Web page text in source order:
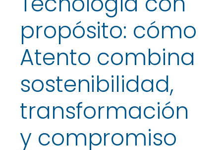
propósito: cómo
Atento combina
sostenibilidad,
transformación
y compromiso